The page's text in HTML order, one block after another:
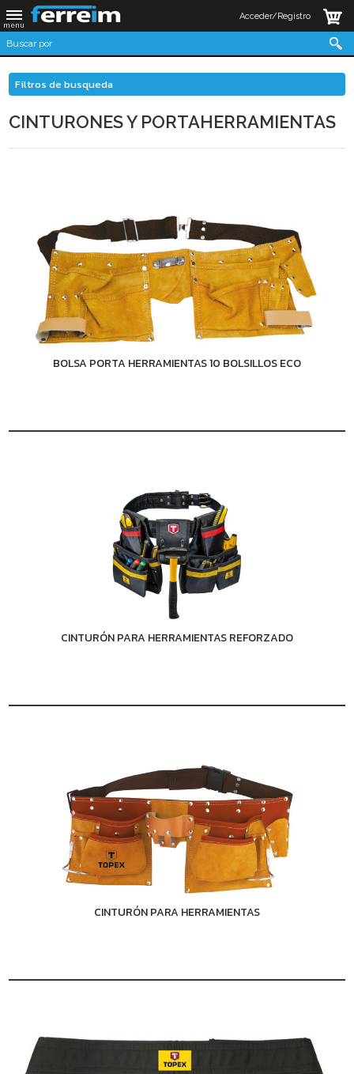
Acceder/Registro
Filtros de busqueda
CINTURONES Y PORTAHERRAMIENTAS
BOLSA PORTA HERRAMIENTAS 10 BOLSILLOS ECO
CINTURÓN PARA HERRAMIENTAS REFORZADO
CINTURÓN PARA HERRAMIENTAS